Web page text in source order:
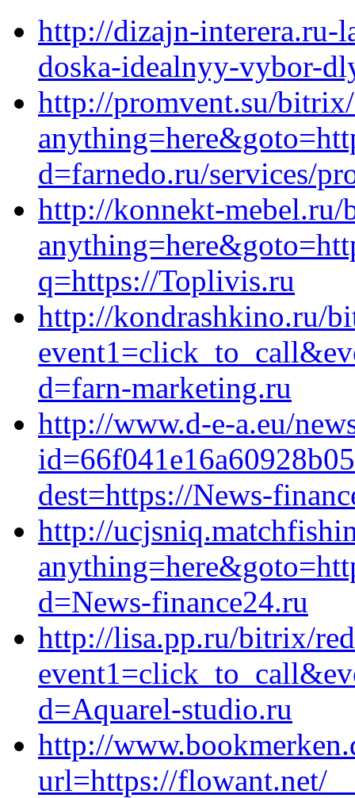
http://dizajn-interera.ru-
doska-idealnyy-vybor-
http://promvent.su/
d=farnedo.ru/services/
http://konnekt-
q=https://Toplivis.ru
http://kondrashkino.ru/
d=farn-marketing.ru
http://www.d-e-a.eu/
dest=https://News-
http://
d=News-finance24.ru
http://lisa.pp.ru/bitrix/
d=Aquarel-studio.ru
http://
url=https://flowant.net/